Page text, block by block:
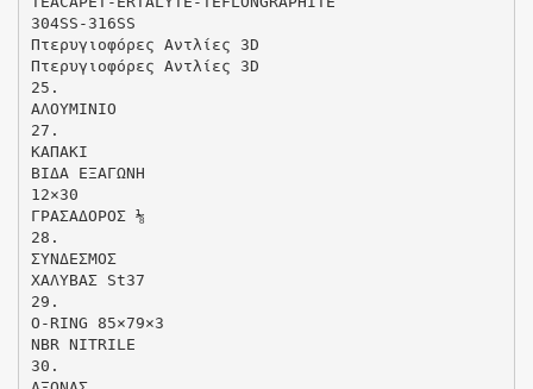
304SS-316SS
Πτερυγιοφόρες Αντλίες 3D
Πτερυγιοφόρες Αντλίες 3D
25.
ΑΛΟΥΜΙΝΙΟ
27.
ΚΑΠΑΚΙ
ΒΙΔΑ ΕΞΑΓΩΝΗ
12×30
ΓΡΑΣΑΔΟΡΟΣ ⅛
28.
ΣΥΝΔΕΣΜΟΣ
ΧΑΛΥΒΑΣ St37
29.
O-RING 85×79×3
NBR NITRILE
30.